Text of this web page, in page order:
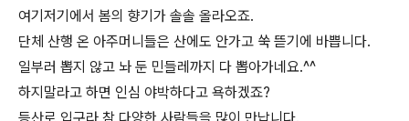
여기저기에서 봄의 향기가 솔솔 올라오죠.
단체 산행 온 아주머니들은 산에도 안가고 쑥 뜯기에 바쁩니다.
일부러 뽑지 않고 놔 둔 민들레까지 다 뽑아가네요.^^
하지말라고 하면 인심 야박하다고 욕하겠죠?